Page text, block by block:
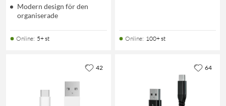
Modern design för den
organiserade
Online: 5+ st Online: 100+ st
42 64